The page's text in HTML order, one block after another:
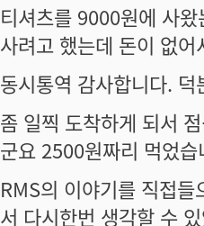
티셔츠를 9000원에 사
사려고 했는데 돈이 없어
동시통역 감사합니다.
좀 일찍 도착하게 되서
군요 2500원짜리 먹었습
RMS의 이야기를 직접
서 다시한번 생각할 수